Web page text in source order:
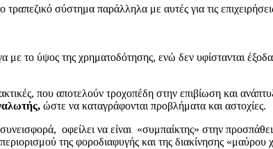
σύστημα παράλληλα με αυτές για τις
το ύψος της χρηματοδότησης, ενώ δεν υφίστανται
που αποτελούν τροχοπέδη στην επιβίωση και
ώστε να καταγράφονται προβλήματα και αστοχίες.
οφείλει να είναι «συμπαίκτης» στην
της φοροδιαφυγής και της διακίνησης «μαύρου